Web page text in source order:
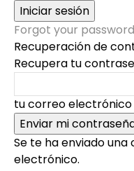
Forgot your
Recuperación de
Recupera tu
tu correo electrónico
Se te ha enviado
electrónico.